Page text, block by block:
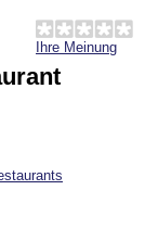
Ihre Meinung